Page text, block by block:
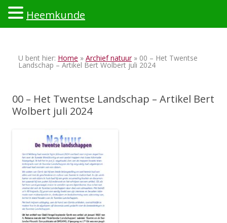
U bent hier: Home » Archief natuur» 00 – Het Twentse
Landschap – Artikel Bert Wolbert juli 2024
00 – Het Twentse Landschap – Artikel Bert
Wolbert juli 2024
Heemkunde